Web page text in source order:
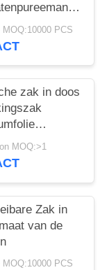
Hoge
MOQ:10000 PCS
zak in doos
3-25L
MOQ:>1
Zak in
van de
MOQ:10000 PCS